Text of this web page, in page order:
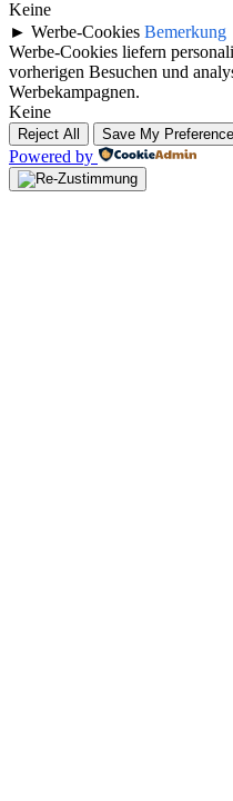
Keine
► Werbe-Cookies Bemerkung
Werbe-Cookies liefern
vorherigen Besuchen und
Werbekampagnen.
Keine
Reject All Save My
Powered by